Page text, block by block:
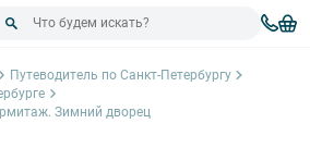
Путеводитель по Санкт-Петербургу
Зимний дворец